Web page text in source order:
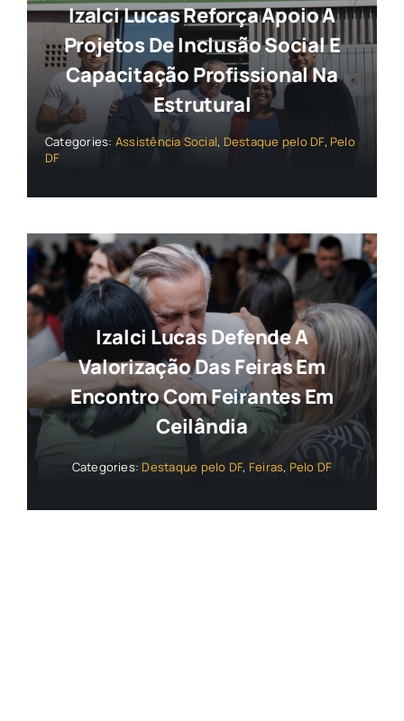
Izalci Lucas Reforça Apoio A
Projetos De Inclusão Social E
Capacitação Profissional Na
Estrutural
Categories: Assistência Social, Destaque pelo DF, Pelo
DF
Izalci Lucas Defende A
Valorização Das Feiras Em
Encontro Com Feirantes Em
Ceilândia
Categories: Destaque pelo DF, Feiras, Pelo DF